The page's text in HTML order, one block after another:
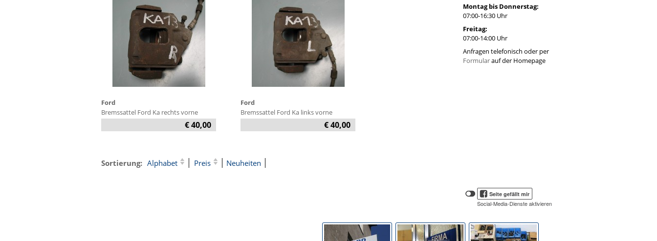
Montag bis Donnerstag:
07:00-16:30 Uhr
Freitag:
07:00-14:00 Uhr
Anfragen telefonisch oder per
Formularauf der Homepage
Klicken
Sie
Social-
Media-
Schaltflächen
Klicken
Sie
das
Facebook
Seite gefällt mir
Social-Media-Dienste aktivieren
Ford
Bremssattel Ford Ka rechts vorne
€ 40,00
Ford
Bremssattel Ford Ka links vorne
€ 40,00
Sortierung: Alphabet Preis Neuheiten